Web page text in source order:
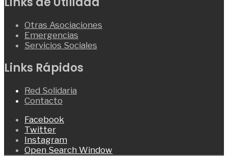
Otras Asociaciones
Emergencias
Servicios Sociales
Links Rápidos
Red Solidaria
Contacto
Facebook
Twitter
Instagram
Open Search Window